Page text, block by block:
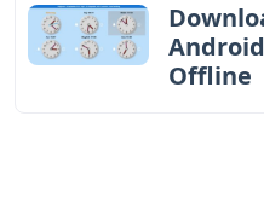
Offline